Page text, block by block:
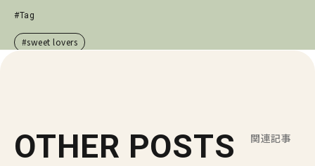
#Tag
#sweet lovers
OTHER POSTS 関連記事